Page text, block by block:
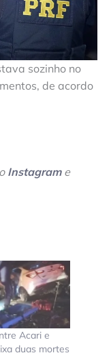
sozinho no
de acordo
Instagrame
Acari e
duas mortes